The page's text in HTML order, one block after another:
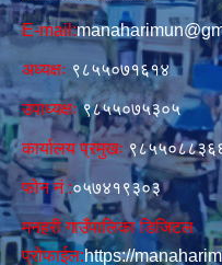
E-mail:
अध्यक्षः ९८५५०७१६१४
उपाध्यक्षः९८५५०७५३०५
कार्यालय प्रमुखः
फोन नं‍‌ :०५७४१९३०३
मनहरी गाउँपालिका डिजिटल
प्रोफाईल:https://